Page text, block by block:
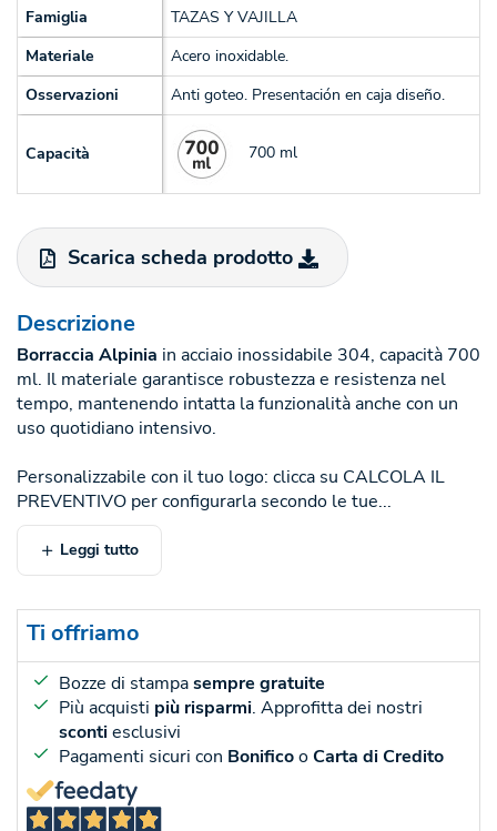
Famiglia
TAZAS Y VAJILLA
Materiale
Acero inoxidable.
Osservazioni
Anti goteo. Presentación en caja diseño.
Capacità 700 ml
Scarica scheda prodotto
Descrizione
Borraccia Alpinia in acciaio inossidabile 304, capacità 700
ml. Il materiale garantisce robustezza e resistenza nel
tempo, mantenendo intatta la funzionalità anche con un
uso quotidiano intensivo.
Personalizzabile con il tuo logo: clicca su CALCOLA IL
PREVENTIVO per configurarla secondo le tue...
Leggi tutto
Ti offriamo
Bozze di stampasempre gratuite
Più acquisti più risparmi. Approfitta dei nostri
scontiesclusivi
Pagamenti sicuri con BonificooCarta di Credito